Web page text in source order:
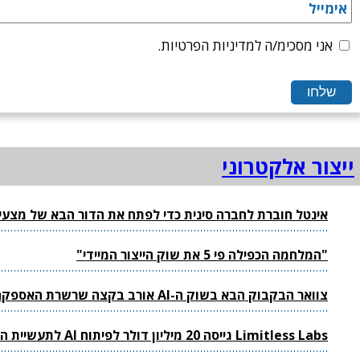
אני מסכימ/ה למדיניות הפרטיות.
ייצור אלקטרוני
אינטל חוברת לחברה סינית כדי לפתח את הדור הבא של
"המלחמה הכפילה פי 5 את שוק הייצור המיידי"
צוואר הבקבוק הבא בשוק ה-AI אורב בקצה שרשרת האספקה
Limitless Labs גייסה 20 מיליון דולר לפיתוח AI לתעשיית הייצור